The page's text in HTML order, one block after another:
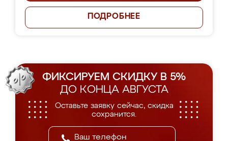
ПОДРОБНЕЕ
ФИКСИРУЕМ СКИДКУ В 5%
ДО КОНЦА АВГУСТА
Оставьте заявку сейчас, скидка
сохранится.